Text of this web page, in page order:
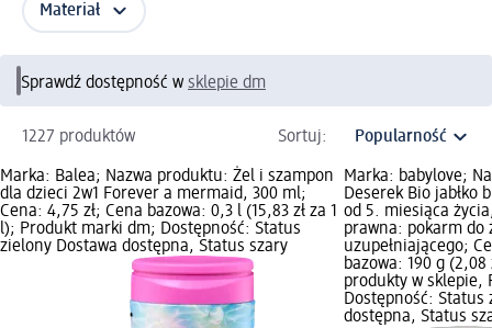
Materiał
Sprawdź dostępność w sklepie dm
1227 produktów Sortuj:
Marka: Balea; Nazwa produktu: Żel i szampon
dla dzieci 2w1 Forever a mermaid, 300 ml;
Cena: 4,75 zł; Cena bazowa: 0,3 l (15,83 zł za 1
l); Produkt marki dm; Dostępność: Status
zielony Dostawa dostępna, Status szary
Marka: babylove;
Deserek Bio jabłko
od 5. miesiąca
prawna: pokarm do
uzupełniającego;
bazowa: 190 g (2,08
produkty w sklepie,
Dostępność: Status
dostępna, Status